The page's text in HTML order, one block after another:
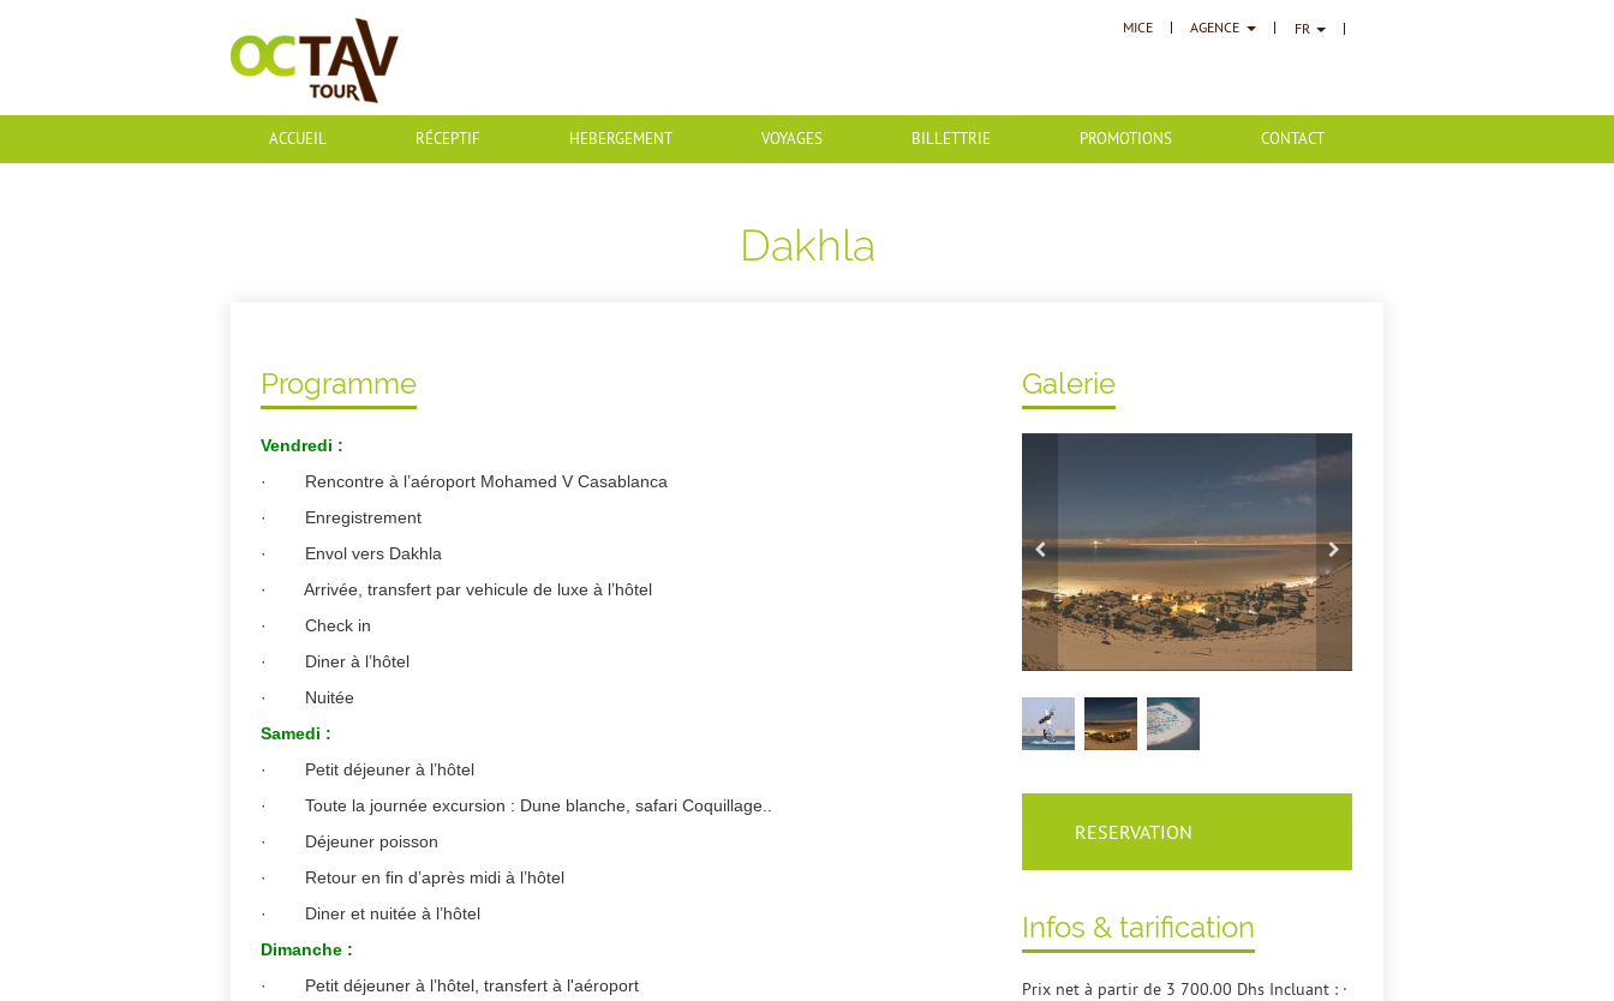
MICE AGENCE FR
ACCUEIL RÉCEPTIF HEBERGEMENT VOYAGES BILLETTRIE PROMOTIONS CONTACT
Dakhla
Programme
Vendredi :
· Rencontre à l’aéroport Mohamed V Casablanca
· Enregistrement
· Envol vers Dakhla
· Arrivée, transfert par vehicule de luxe à l’hôtel
· Check in
· Diner à l’hôtel
· Nuitée
Samedi :
· Petit déjeuner à l’hôtel
· Toute la journée excursion : Dune blanche, safari Coquillage..
· Déjeuner poisson
· Retour en fin d’après midi à l’hôtel
· Diner et nuitée à l’hôtel
Dimanche :
· Petit déjeuner à l’hôtel, transfert à l'aéroport
Galerie
RESERVATION
Infos & tarification
Prix net à partir de 3 700.00 Dhs Incluant : ·